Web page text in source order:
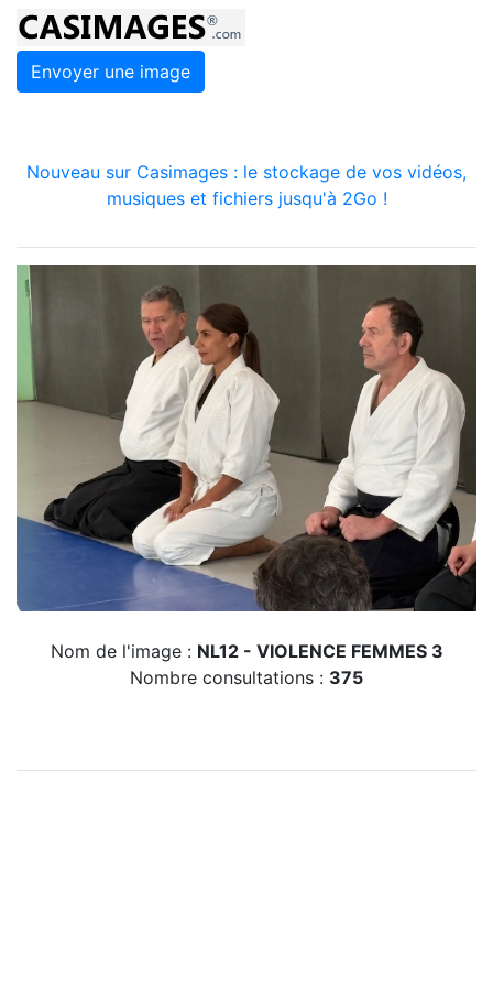
Envoyer une image
Nouveau sur Casimages : le stockage de vos vidéos,
musiques et fichiers jusqu'à 2Go !
Nom de l'image : NL12 - VIOLENCE FEMMES 3
Nombre consultations : 375